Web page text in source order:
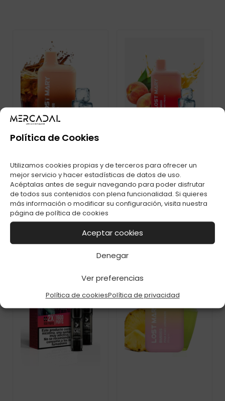
Política de Cookies
Utilizamos cookies propias y de terceros para ofrecer un
mejor servicio y hacer estadísticas de datos de uso.
Acéptalas antes de seguir navegando para poder disfrutar
de todos sus contenidos con plena funcionalidad. Si quieres
más información o modificar su configuración, visita nuestra
página de política de cookies
Aceptar cookies
Denegar
Ver preferencias
Política de cookiesPolítica de privacidad
POD DESECHABLE
LOST MARY BM600S
PUFFS COLA
POD DESECHABLE
LOST MARY BM600S
PUFFS JUICY PEACH